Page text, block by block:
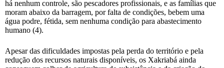
há nenhum controle, são pescadores profissionais, e as famílias que
moram abaixo da barragem, por falta de condições, bebem uma
água podre, fétida, sem nenhuma condição para abastecimento
humano (4).
Apesar das dificuldades impostas pela perda do território e pela
redução dos recursos naturais disponíveis, os Xakriabá ainda